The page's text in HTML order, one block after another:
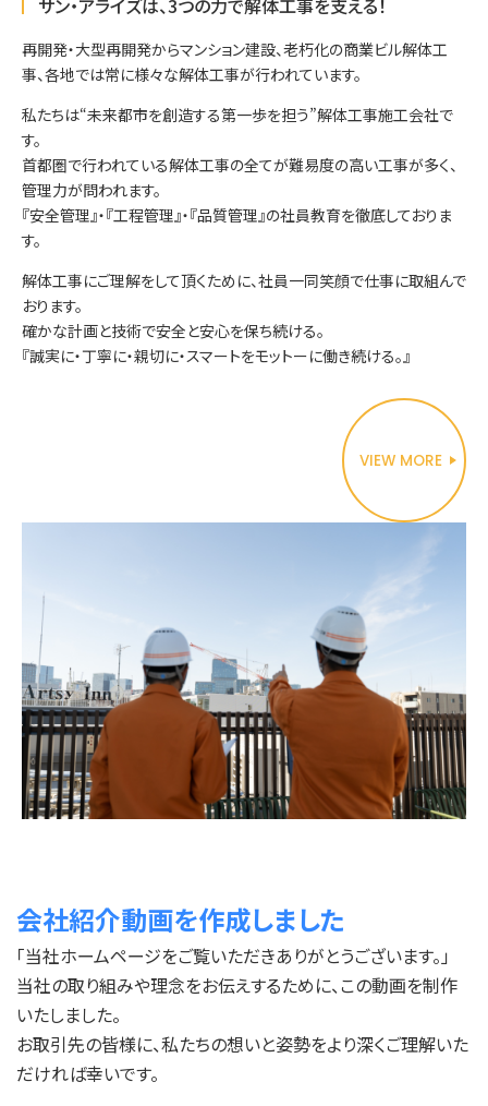
サン・アライズは、3つの力で解体工事を支える！
再開発・大型再開発からマンション建設、老朽化の商業ビル解体工
事、各地では常に様々な解体工事が行われています。
私たちは“未来都市を創造する第一歩を担う”解体工事施工会社で
す。
首都圏で行われている解体工事の全てが難易度の高い工事が多く、
管理力が問われます。
『安全管理』・『工程管理』・『品質管理』の社員教育を徹底しておりま
す。
解体工事にご理解をして頂くために、社員一同笑顔で仕事に取組んで
おります。
確かな計画と技術で安全と安心を保ち続ける。
『誠実に・丁寧に・親切に・スマートをモットーに働き続ける。』
VIEW MORE
会社紹介動画を作成しました
「当社ホームページをご覧いただきありがとうございます。」
当社の取り組みや理念をお伝えするために、この動画を制作
いたしました。
お取引先の皆様に、私たちの想いと姿勢をより深くご理解いた
だければ幸いです。